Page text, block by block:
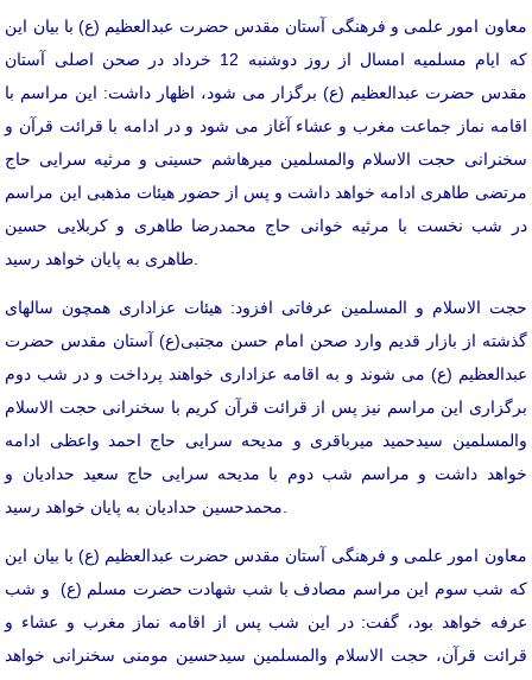
معاون امور علمی و فرهنگی آستان مقدس حضرت عبدالعظیم (ع) با بیان این
که ایام مسلمیه امسال از روز دوشنبه 12 خرداد در صحن اصلی آستان
مقدس حضرت عبدالعظیم (ع) برگزار می شود، اظهار داشت: این مراسم با
اقامه نماز جماعت مغرب و عشاء آغاز می شود و در ادامه با قرائت قرآن و
سخنرانی حجت الاسلام والمسلمین میرهاشم حسینی و مرثیه سرایی حاج
مرتضی طاهری ادامه خواهد داشت و پس از حضور هیئات مذهبی این مراسم
در شب نخست با مرثیه خوانی حاج محمدرضا طاهری و کربلایی حسین
حجت الاسلام و المسلمین عرفاتی افزود: هیئات عزاداری همچون سالهای
گذشته از بازار قدیم وارد صحن امام حسن مجتبی(ع) آستان مقدس حضرت
عبدالعظیم (ع) می شوند و به اقامه عزاداری خواهند پرداخت و در شب دوم
برگزاری این مراسم نیز پس از قرائت قرآن کریم با سخنرانی حجت الاسلام
والمسلمین سیدحمید میرباقری و مدیحه سرایی حاج احمد واعظی ادامه
خواهد داشت و مراسم شب دوم با مدیحه سرایی حاج سعید حدادیان و
معاون امور علمی و فرهنگی آستان مقدس حضرت عبدالعظیم (ع) با بیان این
که شب سوم این مراسم مصادف با شب شهادت حضرت مسلم (ع) و شب
عرفه خواهد بود، گفت: در این شب پس از اقامه نماز مغرب و عشاء و
قرائت قرآن، حجت الاسلام والمسلمین سیدحسین مومنی سخنرانی خواهد